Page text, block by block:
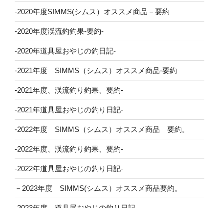
-2020年度SIMMS(シムス）オススメ商品－要約
-2020年度渓流釣釣果-要約-
-2020年道具屋おやじの釣日記-
-2021年度 SIMMS（シムス）オススメ商品-要約
-2021年度、渓流釣り釣果、要約-
-2021年道具屋おやじの釣り日記-
-2022年度 SIMMS（シムス）オススメ商品 要約。
-2022年度、渓流釣り釣果、要約-
-2022年道具屋おやじの釣り日記-
－2023年度 SIMMS(シムス）オススメ商品要約。